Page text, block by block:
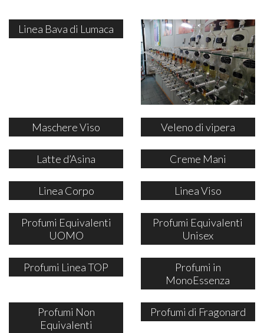
Linea Bava di Lumaca
Maschere Viso Veleno di vipera
Latte d’Asina Creme Mani
Linea Corpo Linea Viso
Profumi Equivalenti
UOMO
Profumi Equivalenti
Unisex
Profumi Linea TOP
Profumi in
MonoEssenza
Profumi Non
Equivalenti
Profumi di Fragonard